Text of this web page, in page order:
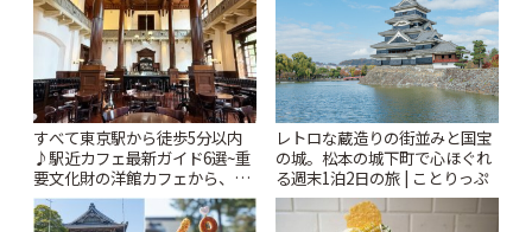
すべて東京駅から徒歩5分以内
♪駅近カフェ最新ガイド6選~重
要文化財の洋館カフェから、改
札すぐのレトロ喫茶まで~ | こと
りっぷ
レトロな蔵造りの街並みと国宝
の城。松本の城下町で心ほぐれ
る週末1泊2日の旅 | ことりっぷ